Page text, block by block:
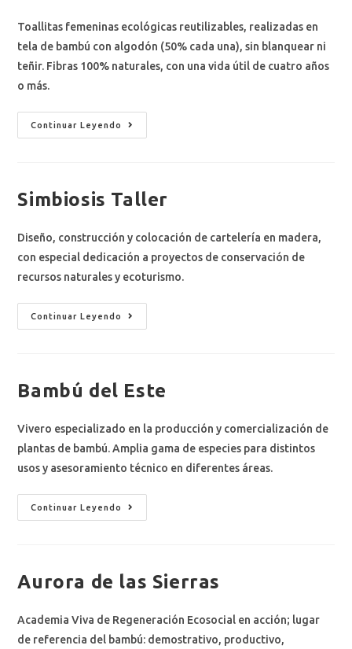
Toallitas femeninas ecológicas reutilizables, realizadas en
tela de bambú con algodón (50% cada una), sin blanquear ni
teñir. Fibras 100% naturales, con una vida útil de cuatro años
o más.
Continuar Leyendo
Simbiosis Taller
Diseño, construcción y colocación de cartelería en madera,
con especial dedicación a proyectos de conservación de
recursos naturales y ecoturismo.
Continuar Leyendo
Bambú del Este
Vivero especializado en la producción y comercialización de
plantas de bambú. Amplia gama de especies para distintos
usos y asesoramiento técnico en diferentes áreas.
Continuar Leyendo
Aurora de las Sierras
Academia Viva de Regeneración Ecosocial en acción; lugar
de referencia del bambú: demostrativo, productivo,